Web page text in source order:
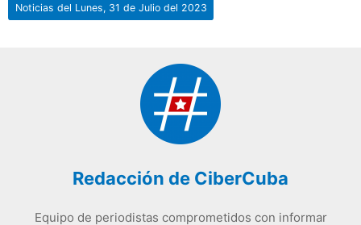
Noticias del Lunes, 31 de Julio del 2023
Redacción de CiberCuba
Equipo de periodistas comprometidos con informar